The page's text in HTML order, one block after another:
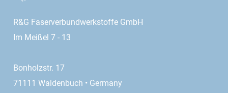
R&G Faserverbundwerkstoffe GmbH
Im Meißel 7 - 13
Bonholzstr. 17
71111 Waldenbuch • Germany